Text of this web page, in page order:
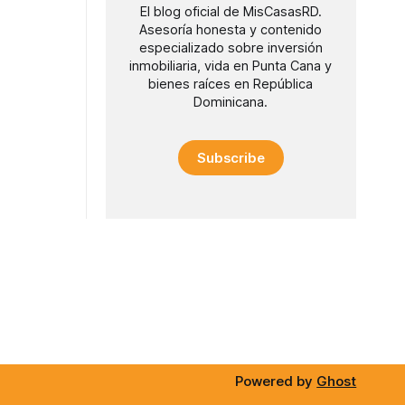
El blog oficial de MisCasasRD.
Asesoría honesta y contenido
especializado sobre inversión
inmobiliaria, vida en Punta Cana y
bienes raíces en República
Dominicana.
Subscribe
Powered by Ghost